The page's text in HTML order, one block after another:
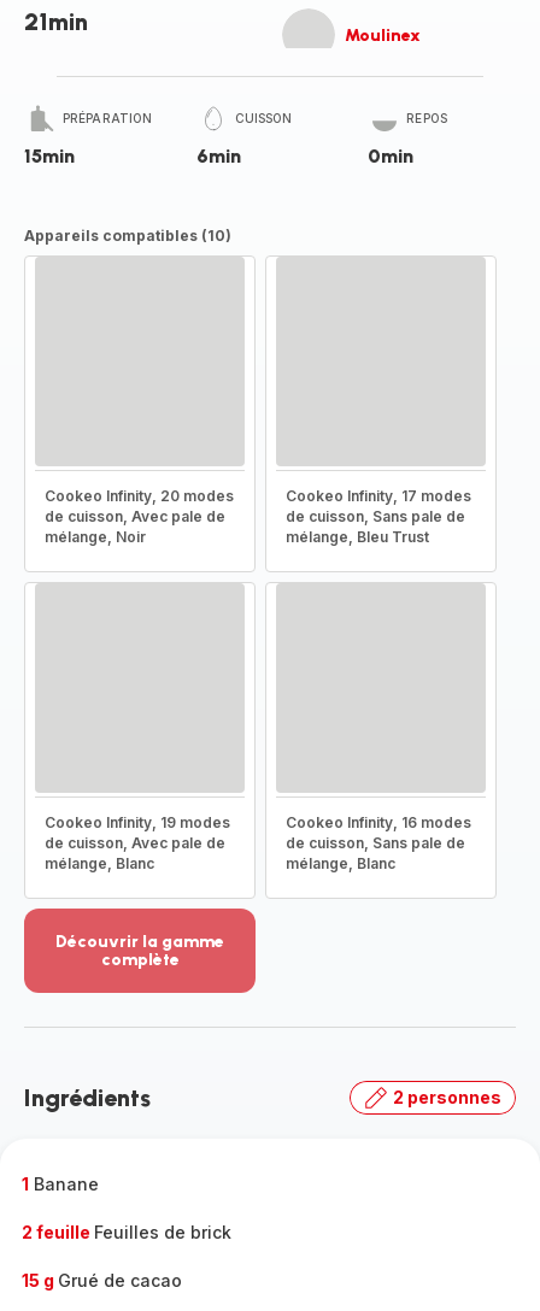
21min Moulinex
PRÉPARATION
15min
CUISSON
6min
REPOS
0min
Appareils compatibles (10)
Cookeo Infinity, 20 modes
de cuisson, Avec pale de
mélange, Noir
Cookeo Infinity, 17 modes
de cuisson, Sans pale de
mélange, Bleu Trust
Cookeo Infinity, 19 modes
de cuisson, Avec pale de
mélange, Blanc
Cookeo Infinity, 16 modes
de cuisson, Sans pale de
mélange, Blanc
Découvrir la gamme
complète
-
gamme
Ingrédients 2 personnes
1 Banane
2 feuille Feuilles de brick
15 g Grué de cacao